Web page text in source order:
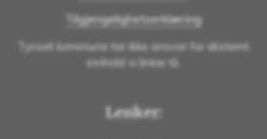
Tilgjengelighetserklæring
Tynset kommune tar ikke ansvar for eksternt
innhold vi linker til.
Lenker: